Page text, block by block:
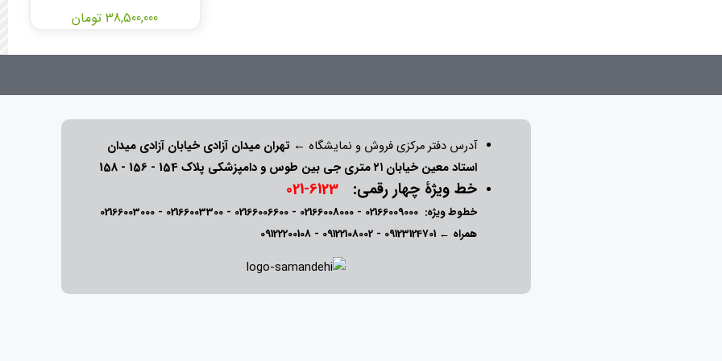
38,500,000 تومان
آدرس دفتر مرکزی فروش و نمایشگاه ← تهران میدان آزادی خیابان آزادی میدان
استاد معین خیابان ۲۱ متری جی بین طوس و دامپزشکی پلاک 154 - 156 - 158
خط ویژۀ چهار رقمی: 6123-021
خطوط ویژه: 02166009000
-
02166008000
-
02166006600
-
02166003300
-
02166003000
همراه ← 09123124701
-
09122108002
-
09122200108